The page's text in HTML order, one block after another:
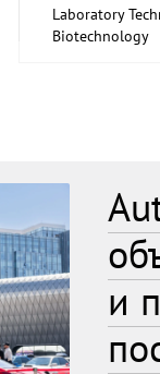
Laboratory
Biotechnology
и